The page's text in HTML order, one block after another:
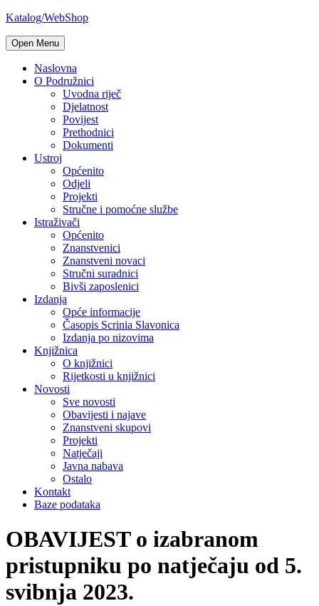
Katalog/WebShop
Open Menu
Naslovna
O Podružnici
Uvodna riječ
Djelatnost
Povijest
Prethodnici
Dokumenti
Ustroj
Općenito
Odjeli
Projekti
Stručne i pomoćne službe
Istraživači
Općenito
Znanstvenici
Znanstveni novaci
Stručni suradnici
Bivši zaposlenici
Izdanja
Opće informacije
Časopis Scrinia Slavonica
Izdanja po nizovima
Knjižnica
O knjižnici
Rijetkosti u knjižnici
Novosti
Sve novosti
Obavijesti i najave
Znanstveni skupovi
Projekti
Natječaji
Javna nabava
Ostalo
Kontakt
Baze podataka
OBAVIJEST o izabranom
pristupniku po natječaju od 5.
svibnja 2023.